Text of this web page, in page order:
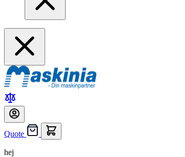
Quote
hej